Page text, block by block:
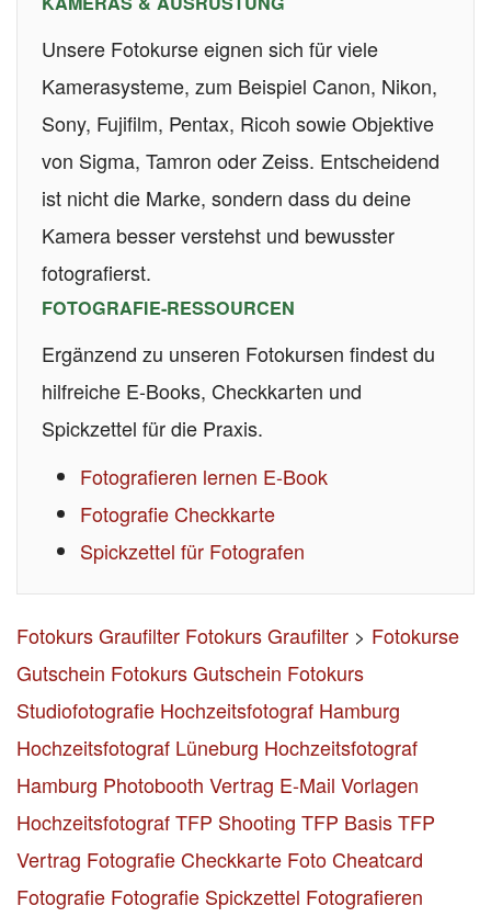
Unsere Fotokurse eignen sich für viele
Kamerasysteme, zum Beispiel Canon, Nikon,
Sony, Fujifilm, Pentax, Ricoh sowie Objektive
von Sigma, Tamron oder Zeiss. Entscheidend
ist nicht die Marke, sondern dass du deine
Kamera besser verstehst und bewusster
fotografierst.
FOTOGRAFIE-RESSOURCEN
Ergänzend zu unseren Fotokursen findest du
hilfreiche E-Books, Checkkarten und
Spickzettel für die Praxis.
Fotografieren lernen E-Book
Fotografie Checkkarte
Spickzettel für Fotografen
Fotokurs Graufilter Fotokurs Graufilter > Fotokurse
Gutschein Fotokurs Gutschein Fotokurs
Studiofotografie Hochzeitsfotograf Hamburg
Hochzeitsfotograf Lüneburg Hochzeitsfotograf
Hamburg Photobooth Vertrag E-Mail Vorlagen
HochzeitsfotografTFP Shooting TFP BasisTFP
Vertrag Fotografie Checkkarte Foto Cheatcard
Fotografie Fotografie Spickzettel Fotografieren